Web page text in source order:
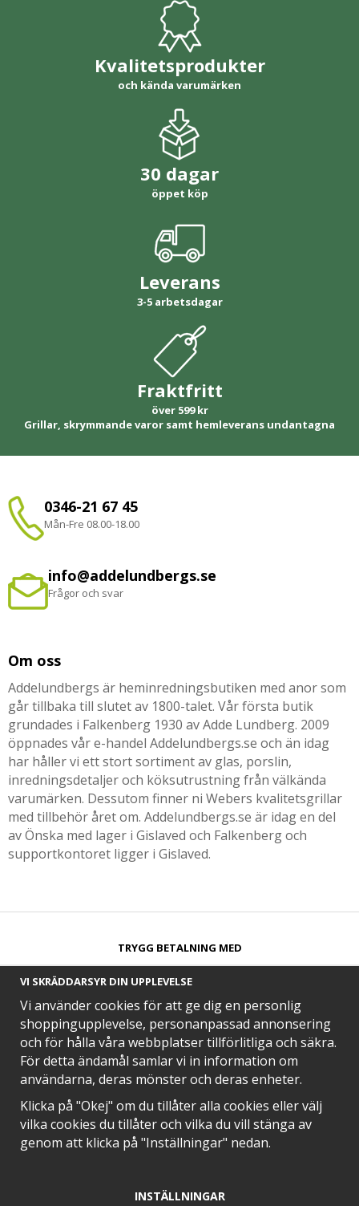
Kvalitetsprodukter
och kända varumärken
30 dagar
öppet köp
Leverans
3-5 arbetsdagar
Fraktfritt
över 599 kr
Grillar, skrymmande varor samt hemleverans undantagna
0346-21 67 45
Mån-Fre 08.00-18.00
info@addelundbergs.se
Frågor och svar
Om oss
Addelundbergs är heminredningsbutiken med anor som
går tillbaka till slutet av 1800-talet. Vår första butik
grundades i Falkenberg 1930 av Adde Lundberg. 2009
öppnades vår e-handel Addelundbergs.se och än idag
har håller vi ett stort sortiment av glas, porslin,
inredningsdetaljer och köksutrustning från välkända
varumärken. Dessutom finner ni Webers kvalitetsgrillar
med tillbehör året om. Addelundbergs.se är idag en del
av Önska med lager i Gislaved och Falkenberg och
supportkontoret ligger i Gislaved.
TRYGG BETALNING MED​
SNABB LEVERANS MED
EN DEL AV
VI SKRÄDDARSYR DIN UPPLEVELSE
Vi använder cookies för att ge dig en personlig
shoppingupplevelse, personanpassad annonsering
och för hålla våra webbplatser tillförlitliga och säkra.
För detta ändamål samlar vi in information om
användarna, deras mönster och deras enheter.
Klicka på "Okej" om du tillåter alla cookies eller välj
vilka cookies du tillåter och vilka du vill stänga av
genom att klicka på "Inställningar" nedan.
INSTÄLLNINGAR